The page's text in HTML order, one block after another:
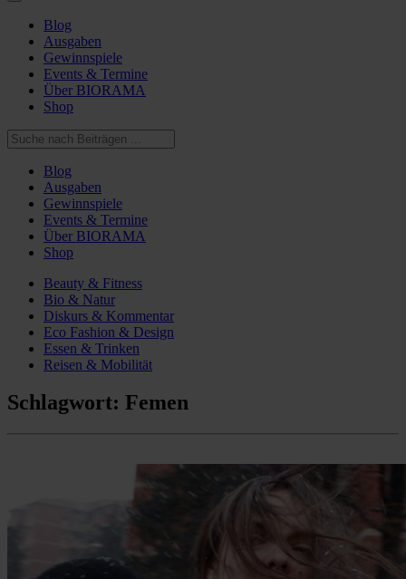
Blog
Ausgaben
Gewinnspiele
Events & Termine
Über BIORAMA
Shop
Blog
Ausgaben
Gewinnspiele
Events & Termine
Über BIORAMA
Shop
Beauty & Fitness
Bio & Natur
Diskurs & Kommentar
Eco Fashion & Design
Essen & Trinken
Reisen & Mobilität
Schlagwort: Femen